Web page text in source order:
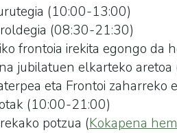
(10:00-13:00)
(08:30-21:30)
frontoia irekita egongo da
jubilatuen elkarteko
eta Frontoi zaharreko
(10:00-21:00)
potzua (Kokapena